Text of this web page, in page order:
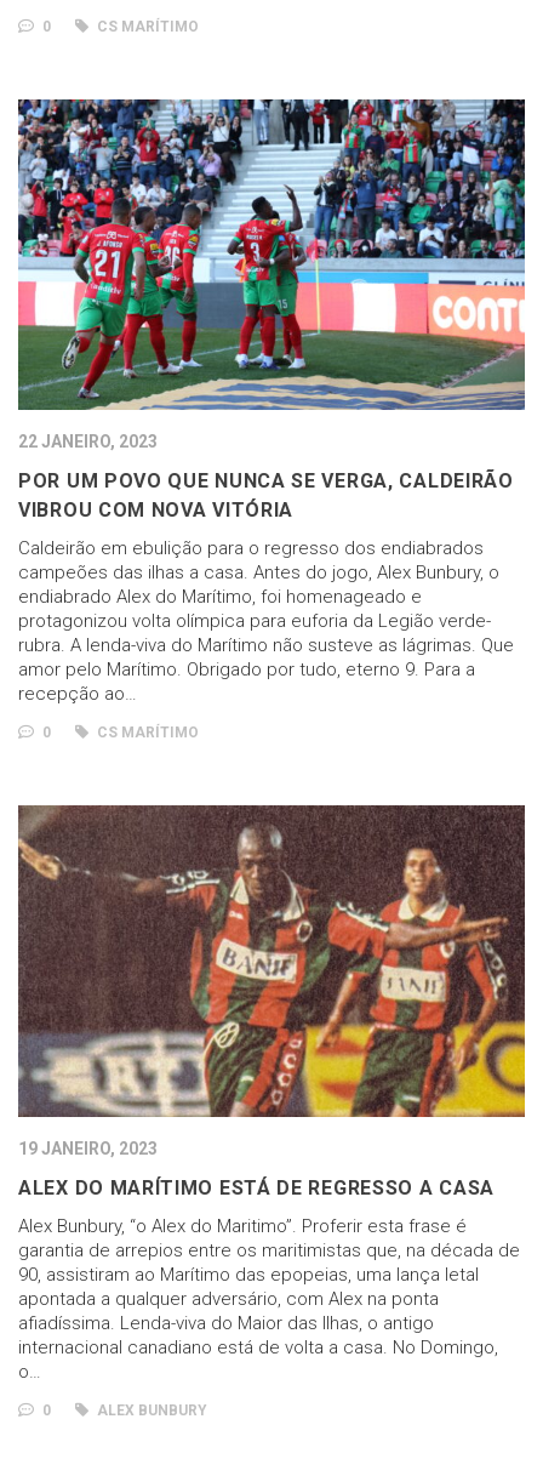
0 CS MARÍTIMO
22 JANEIRO, 2023
POR UM POVO QUE NUNCA SE VERGA, CALDEIRÃO
VIBROU COM NOVA VITÓRIA
Caldeirão em ebulição para o regresso dos endiabrados
campeões das ilhas a casa. Antes do jogo, Alex Bunbury, o
endiabrado Alex do Marítimo, foi homenageado e
protagonizou volta olímpica para euforia da Legião verde-
rubra. A lenda-viva do Marítimo não susteve as lágrimas. Que
amor pelo Marítimo. Obrigado por tudo, eterno 9. Para a
recepção ao…
0 CS MARÍTIMO
19 JANEIRO, 2023
ALEX DO MARÍTIMO ESTÁ DE REGRESSO A CASA
Alex Bunbury, “o Alex do Maritimo”. Proferir esta frase é
garantia de arrepios entre os maritimistas que, na década de
90, assistiram ao Marítimo das epopeias, uma lança letal
apontada a qualquer adversário, com Alex na ponta
afiadíssima. Lenda-viva do Maior das Ilhas, o antigo
internacional canadiano está de volta a casa. No Domingo,
o…
0 ALEX BUNBURY